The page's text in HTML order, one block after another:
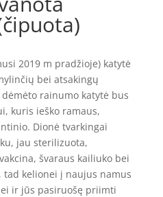
2019 m pradžioje) katytė
bei atsakingų
rainumo katytė bus
kuris ieško ramaus,
Dionė tvarkingai
jau sterilizuota,
švaraus kailiuko bei
kelionei į naujus namus
ir jūs pasiruošę priimti